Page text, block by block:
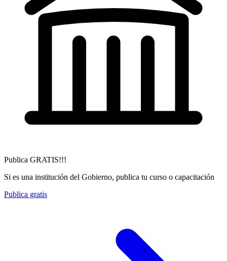
Publica GRATIS!!!
Si es una institución del Gobierno, publica tu curso o capacitación
Publica gratis